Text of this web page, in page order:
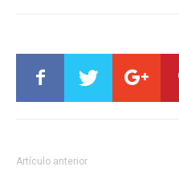
Artículo anterior